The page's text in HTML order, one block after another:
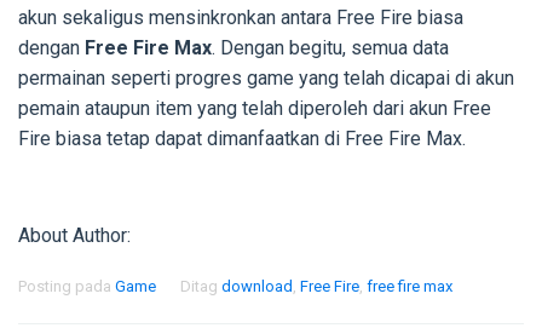
akun sekaligus mensinkronkan antara Free Fire biasa
dengan Free Fire Max. Dengan begitu, semua data
permainan seperti progres game yang telah dicapai di akun
pemain ataupun item yang telah diperoleh dari akun Free
Fire biasa tetap dapat dimanfaatkan di Free Fire Max.
About Author:
Posting pada Game Ditag download , Free Fire, free fire max